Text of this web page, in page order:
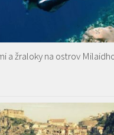
a žraloky na ostrov